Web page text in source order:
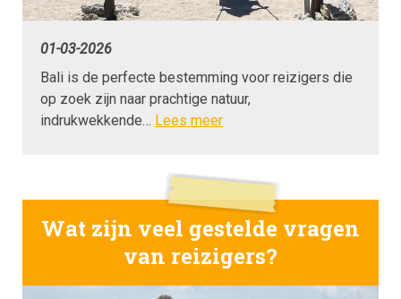
01-03-2026
Bali is de perfecte bestemming voor reizigers die
op zoek zijn naar prachtige natuur,
indrukwekkende… Lees meer
Wat zijn veel gestelde vragen
van reizigers?